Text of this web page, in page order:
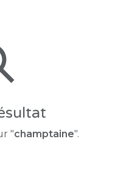
"champtaine".